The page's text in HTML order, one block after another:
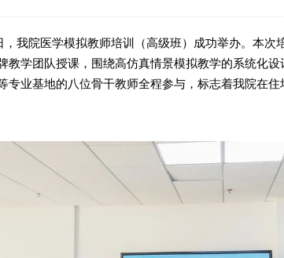
，我院医学模拟教师培训（高级班）成功举办。本次
教学团队授课，围绕高仿真情景模拟教学的系统化
专业基地的八位骨干教师全程参与，标志着我院在